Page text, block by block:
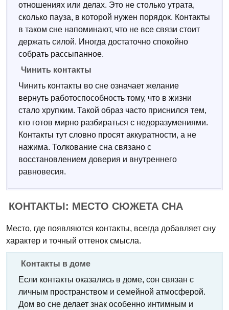
отношениях или делах. Это не столько утрата,
сколько пауза, в которой нужен порядок. Контакты
в таком сне напоминают, что не все связи стоит
держать силой. Иногда достаточно спокойно
собрать рассыпанное.
Чинить контакты
Чинить контакты во сне означает желание
вернуть работоспособность тому, что в жизни
стало хрупким. Такой образ часто приснился тем,
кто готов мирно разбираться с недоразумениями.
Контакты тут словно просят аккуратности, а не
нажима. Толкование сна связано с
восстановлением доверия и внутреннего
равновесия.
КОНТАКТЫ: МЕСТО СЮЖЕТА СНА
Место, где появляются контакты, всегда добавляет сну
характер и точный оттенок смысла.
Контакты в доме
Если контакты оказались в доме, сон связан с
личным пространством и семейной атмосферой.
Дом во сне делает знак особенно интимным и